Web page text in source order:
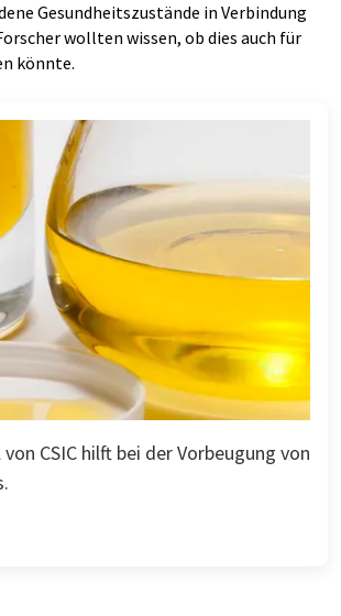
Gesundheitszustände in Verbindung
wollten wissen, ob dies auch für
könnte.
CSIC hilft bei der Vorbeugung von